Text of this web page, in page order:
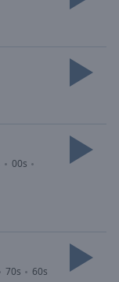
00s
70s
60s